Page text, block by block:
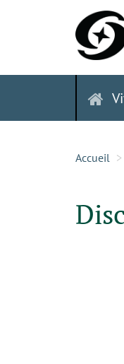
Accueil